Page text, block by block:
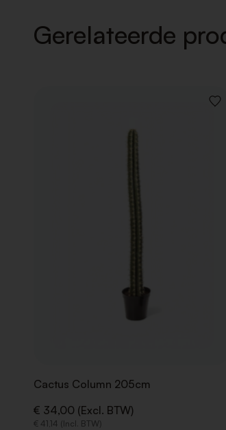
Gerelateerde
Cactus Column 205cm
€ 34,00 (Excl. BTW)
€ 41,14 (Incl. BTW)